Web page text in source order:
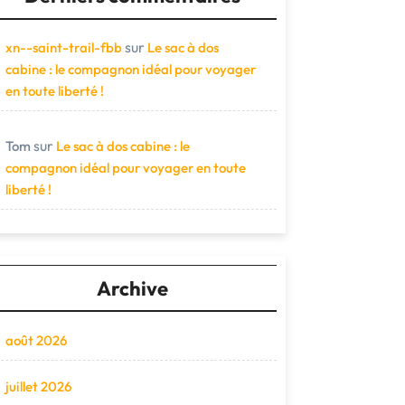
xn--saint-trail-fbbsur Le sac à dos
cabine : le compagnon idéal pour voyager
en toute liberté !
Tom sur Le sac à dos cabine : le
compagnon idéal pour voyager en toute
liberté !
Archive
août 2026
juillet 2026